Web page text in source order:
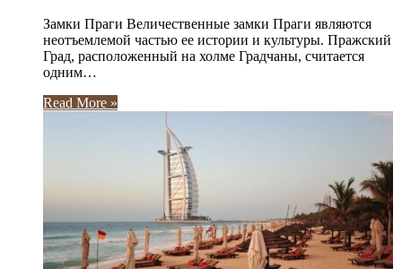
Замки Праги Величественные замки Праги являются
неотъемлемой частью ее истории и культуры. Пражский
Град, расположенный на холме Градчаны, считается
одним…
Read More »